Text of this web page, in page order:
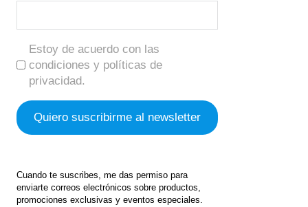
Estoy de acuerdo con las
condiciones y políticas de
privacidad.
Cuando te suscribes, me das permiso para
enviarte correos electrónicos sobre productos,
promociones exclusivas y eventos especiales.